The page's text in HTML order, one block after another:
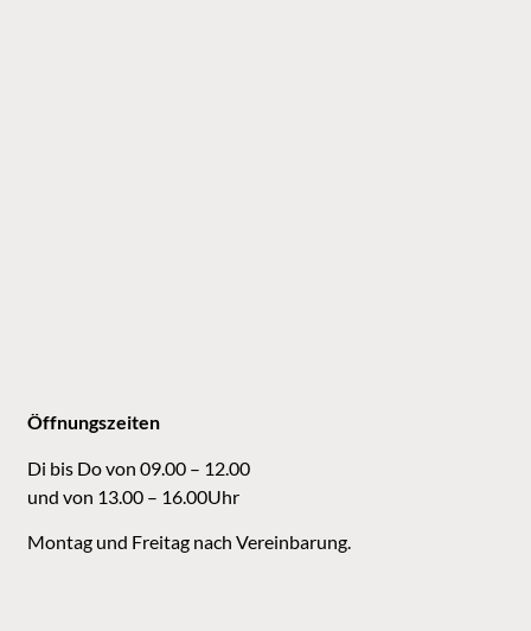
Öffnungszeiten
Di bis Do von 09.00 – 12.00
und von 13.00 – 16.00Uhr
Montag und Freitag nach Vereinbarung.